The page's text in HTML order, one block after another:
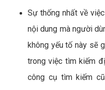
Sự thống nhất về
nội dung mà người
không yếu tố này sẽ
trong việc tìm kiếm
công cụ tìm kiếm